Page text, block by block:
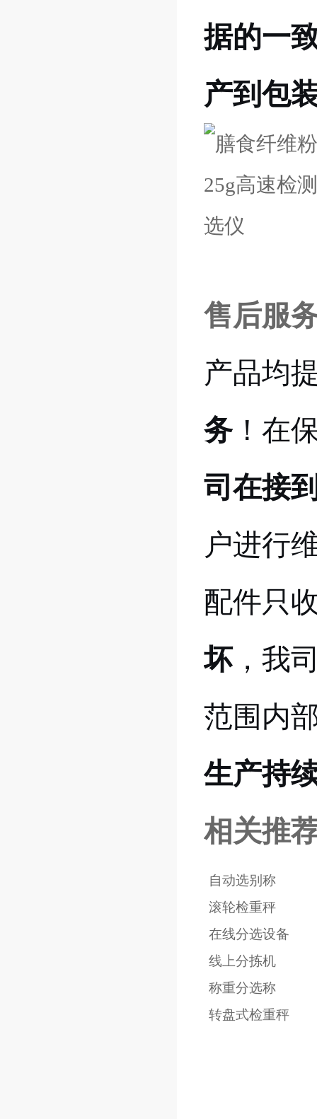
据的一
产到包
售后服
产品均
务 ！在
司在接
户进行
配件只
坏，我
范围内
生产持
相关推
自动选别称
滚轮检重秤
在线分选设备
线上分拣机
称重分选称
转盘式检重秤